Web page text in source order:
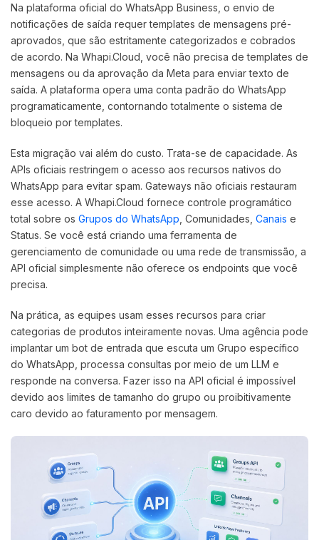
Na plataforma oficial do WhatsApp Business, o envio de
notificações de saída requer templates de mensagens pré-
aprovados, que são estritamente categorizados e cobrados
de acordo. Na Whapi.Cloud, você não precisa de templates de
mensagens ou da aprovação da Meta para enviar texto de
saída. A plataforma opera uma conta padrão do WhatsApp
programaticamente, contornando totalmente o sistema de
bloqueio por templates.
Esta migração vai além do custo. Trata-se de capacidade. As
APIs oficiais restringem o acesso aos recursos nativos do
WhatsApp para evitar spam. Gateways não oficiais restauram
esse acesso. A Whapi.Cloud fornece controle programático
total sobre os Grupos do WhatsApp , Comunidades, Canais e
Status. Se você está criando uma ferramenta de
gerenciamento de comunidade ou uma rede de transmissão, a
API oficial simplesmente não oferece os endpoints que você
precisa.
Na prática, as equipes usam esses recursos para criar
categorias de produtos inteiramente novas. Uma agência pode
implantar um bot de entrada que escuta um Grupo específico
do WhatsApp, processa consultas por meio de um LLM e
responde na conversa. Fazer isso na API oficial é impossível
devido aos limites de tamanho do grupo ou proibitivamente
caro devido ao faturamento por mensagem.